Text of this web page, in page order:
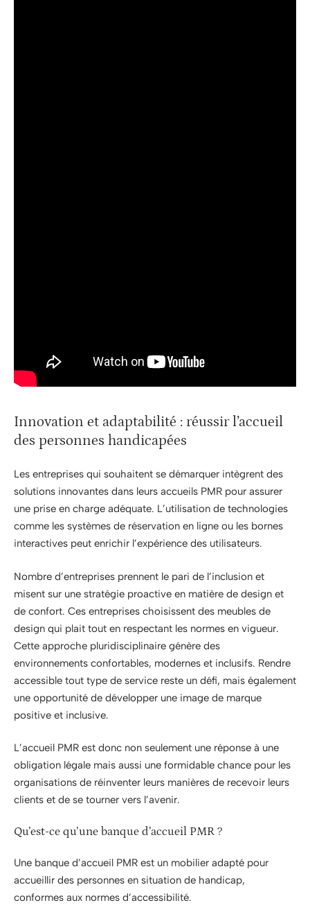
Innovation et adaptabilité : réussir l’accueil
des personnes handicapées
Les entreprises qui souhaitent se démarquer intègrent des
solutions innovantes dans leurs accueils PMR pour assurer
une prise en charge adéquate. L’utilisation de technologies
comme les systèmes de réservation en ligne ou les bornes
interactives peut enrichir l’expérience des utilisateurs.
Nombre d’entreprises prennent le pari de l’inclusion et
misent sur une stratégie proactive en matière de design et
de confort. Ces entreprises choisissent des meubles de
design qui plait tout en respectant les normes en vigueur.
Cette approche pluridisciplinaire génère des
environnements confortables, modernes et inclusifs. Rendre
accessible tout type de service reste un défi, mais également
une opportunité de développer une image de marque
positive et inclusive.
L’accueil PMR est donc non seulement une réponse à une
obligation légale mais aussi une formidable chance pour les
organisations de réinventer leurs manières de recevoir leurs
clients et de se tourner vers l’avenir.
Qu’est-ce qu’une banque d’accueil PMR ?
Une banque d’accueil PMR est un mobilier adapté pour
accueillir des personnes en situation de handicap,
conformes aux normes d’accessibilité.